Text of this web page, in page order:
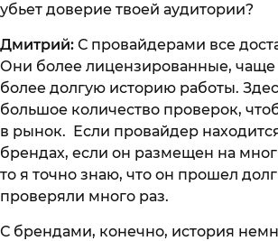
убьет доверие твоей аудитории?
Дмитрий: С провайдерами все
Они более лицензированные, чаще
более долгую историю работы.
большое количество проверок,
в рынок. Если провайдер
брендах, если он размещен на
то я точно знаю, что он прошел
проверяли много раз.
С брендами, конечно, история